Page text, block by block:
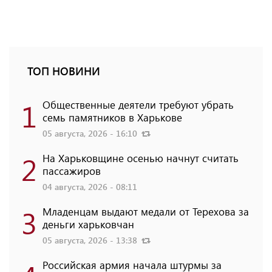
ТОП НОВИНИ
1 Общественные деятели требуют убрать
семь памятников в Харькове
05 августа, 2026 - 16:10
2 На Харьковщине осенью начнут считать
пассажиров
04 августа, 2026 - 08:11
3 Младенцам выдают медали от Терехова за
деньги харьковчан
05 августа, 2026 - 13:38
Российская армия начала штурмы за